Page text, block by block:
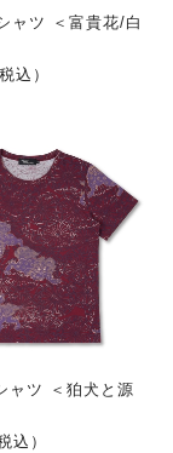
ャツ ＜富貴花/白
込）
ャツ ＜狛犬と源
込）